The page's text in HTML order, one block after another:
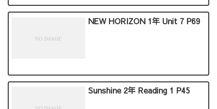
NEW HORIZON 1年 Unit 7 P69
Sunshine 2年 Reading 1 P45